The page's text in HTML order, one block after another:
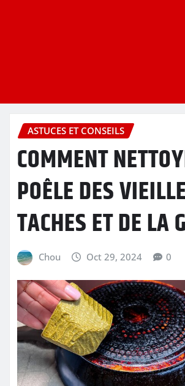
ASTUCES ET CONSEILS
COMMENT
POÊLE DES
TACHES ET DE LA
Chou Oct 29, 2024 0